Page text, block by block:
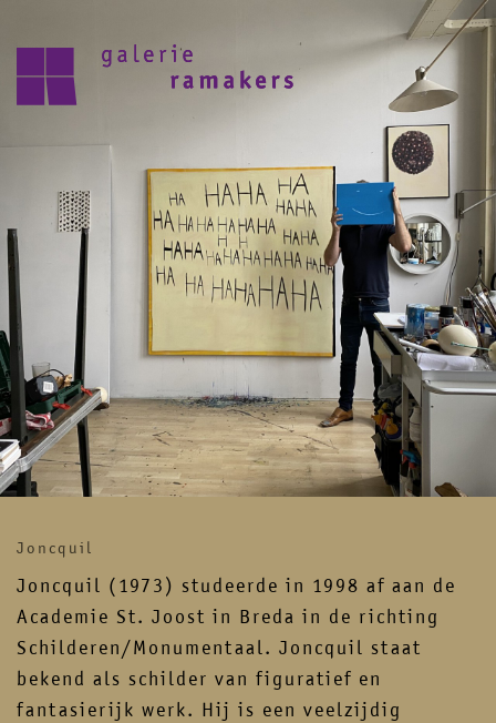
upcoming
30.07.2026 – 27.08.2026
zomer reces 2026
save the date 6 september opening
nieuwe seizoen
visit
home
artists
about
news
instagram facebook
Joncquil
Joncquil (1973) studeerde in 1998 af aan de
Academie St. Joost in Breda in de richting
Schilderen/Monumentaal. Joncquil staat
bekend als schilder van figuratief en
fantasierijk werk. Hij is een veelzijdig